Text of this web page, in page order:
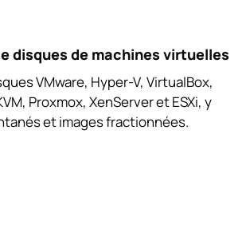
disques de machines virtuelles
VMware, Hyper-V, VirtualBox,
Proxmox, XenServer et ESXi, y
et images fractionnées.